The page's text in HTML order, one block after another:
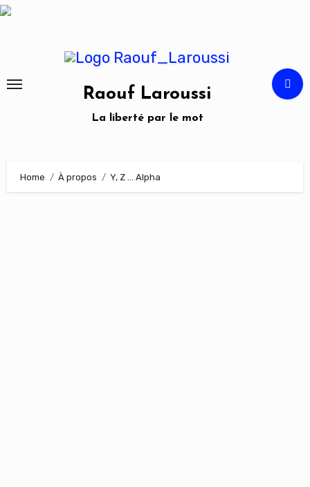
Skip
Raouf Laroussi
La liberté par le mot
Home À propos Y, Z … Alpha